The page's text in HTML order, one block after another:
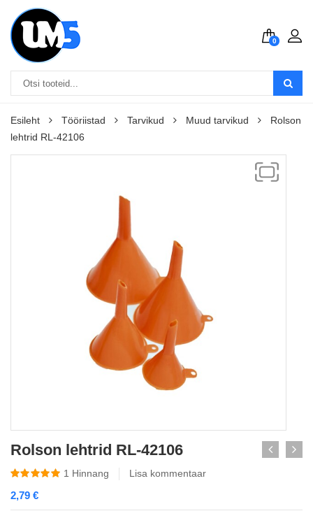
0
Esileht Tööriistad Tarvikud Muud tarvikud
Rolson
lehtrid RL-42106
Rolson lehtrid RL-42106
1 Hinnang Lisa kommentaar
2,79 €